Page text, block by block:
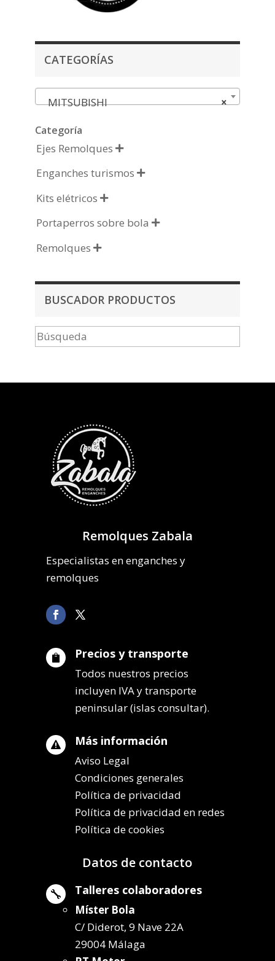
CATEGORÍAS
×
MITSUBISHI
Categoría
Ejes Remolques 
Enganches turismos 
Kits elétricos 
Portaperros sobre bola 
Remolques 
BUSCADOR PRODUCTOS
Remolques Zabala
Especialistas en enganches y
remolques
 Precios y transporte
Todos nuestros precios
incluyen IVA y transporte
peninsular (islas consultar).
 Más información
Aviso Legal
Condiciones generales
Política de privacidad
Política de privacidad en redes
Política de cookies
Datos de contacto
 Talleres colaboradores
Míster Bola
C/ Diderot, 9 Nave 22A
29004 Málaga